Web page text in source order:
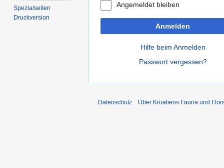
Angemeldet bleiben
Anmelden
Hilfe beim Anmelden
Passwort vergessen?
Spezialseiten
Druckversion
Datenschutz Über Kroatiens Fauna und